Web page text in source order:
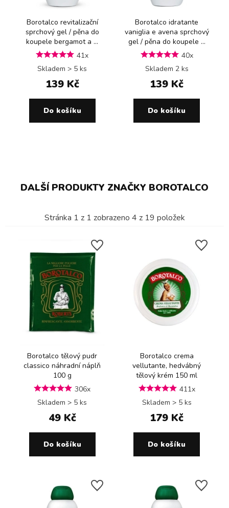
Borotalco revitalizační
sprchový gel / pěna do
koupele bergamot a ...
41x
Skladem > 5 ks
139 Kč
Do košíku
Borotalco idratante
vaniglia e avena sprchový
gel / pěna do koupele ...
40x
Skladem 2 ks
139 Kč
Do košíku
DALŠÍ PRODUKTY ZNAČKY BOROTALCO
Stránka 1 z 1 zobrazeno 4 z 19 položek
Borotalco tělový pudr
classico náhradní náplň
100 g
306x
Skladem > 5 ks
49 Kč
Do košíku
Borotalco crema
vellutante, hedvábný
tělový krém 150 ml
411x
Skladem > 5 ks
179 Kč
Do košíku